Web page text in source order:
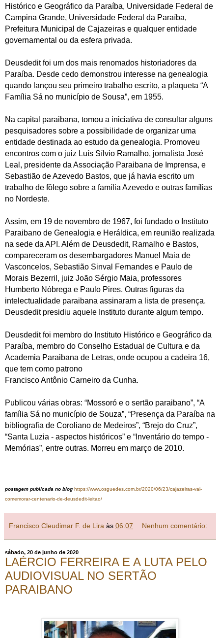
Histórico e Geográfico da Paraíba, Universidade Federal de
Campina Grande, Universidade Federal da Paraíba,
Prefeitura Municipal de Cajazeiras e qualquer entidade
governamental ou da esfera privada.
Deusdedit foi um dos mais renomados historiadores da
Paraíba. Desde cedo demonstrou interesse na genealogia
quando lançou seu primeiro trabalho escrito, a plaqueta “A
Família Sá no município de Sousa”, em 1955.
Na capital paraibana, tomou a iniciativa de consultar alguns
pesquisadores sobre a possibilidade de organizar uma
entidade destinada ao estudo da genealogia. Promoveu
encontros com o juiz Luís Sílvio Ramalho, jornalista José
Leal, presidente da Associação Paraibana de Imprensa, e
Sebastião de Azevedo Bastos, que já havia escrito um
trabalho de fôlego sobre a família Azevedo e outras famílias
no Nordeste.
Assim, em 19 de novembro de 1967, foi fundado o Instituto
Paraibano de Genealogia e Heráldica, em reunião realizada
na sede da API. Além de Deusdedit, Ramalho e Bastos,
compareceram os desembargadores Manuel Maia de
Vasconcelos, Sebastião Sinval Fernandes e Paulo de
Morais Bezerril, juiz João Sérgio Maia, professores
Humberto Nóbrega e Paulo Pires. Outras figuras da
intelectualidade paraibana assinaram a lista de presença.
Deusdedit presidiu aquele Instituto durante algum tempo.
Deusdedit foi membro do Instituto Histórico e Geográfico da
Paraíba, membro do Conselho Estadual de Cultura e da
Academia Paraibana de Letras, onde ocupou a cadeira 16,
que tem como patrono
Francisco Antônio Carneiro da Cunha.
Publicou várias obras: “Mossoró e o sertão paraibano”, “A
família Sá no município de Souza”, “Presença da Paraíba na
bibliografia de Coroliano de Medeiros”, “Brejo do Cruz”,
“Santa Luzia - aspectos históricos” e “Inventário do tempo -
Memórias”, entre outras. Morreu em março de 2010.
postagem publicada no blog https://www.osguedes.com.br/2020/06/23/cajazeiras-vai-
comemorar-centenario-de-deusdedit-leitao/
Francisco Cleudimar F. de Lira às 06:07 Nenhum comentário:
sábado, 20 de junho de 2020
LAÉRCIO FERREIRA E A LUTA PELO
AUDIOVISUAL NO SERTÃO
PARAIBANO